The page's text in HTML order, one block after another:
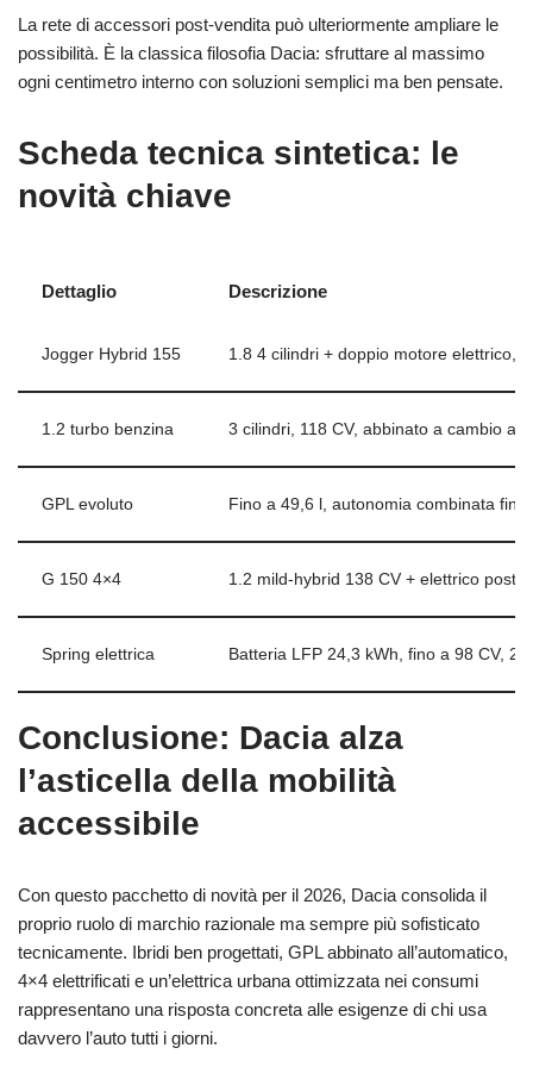
La rete di accessori post-vendita può ulteriormente ampliare le
possibilità. È la classica filosofia Dacia: sfruttare al massimo
ogni centimetro interno con soluzioni semplici ma ben pensate.
Scheda tecnica sintetica: le
novità chiave
Dettaglio Descrizione
Jogger Hybrid 155 1.8 4 cilindri + doppio motore elettrico,
1.2 turbo benzina 3 cilindri, 118 CV, abbinato a cambio
GPL evoluto Fino a 49,6 l, autonomia combinata
G 150 4×4 1.2 mild-hybrid 138 CV + elettrico
Spring elettrica Batteria LFP 24,3 kWh, fino a 98 CV,
Conclusione: Dacia alza
l’asticella della mobilità
accessibile
Con questo pacchetto di novità per il 2026, Dacia consolida il
proprio ruolo di marchio razionale ma sempre più sofisticato
tecnicamente. Ibridi ben progettati, GPL abbinato all’automatico,
4×4 elettrificati e un’elettrica urbana ottimizzata nei consumi
rappresentano una risposta concreta alle esigenze di chi usa
davvero l’auto tutti i giorni.